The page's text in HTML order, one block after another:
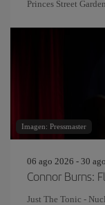
Princes Street
Imagen: Pressmaster
06 ago 2026 - 30
Connor Burns:
Just The Tonic -